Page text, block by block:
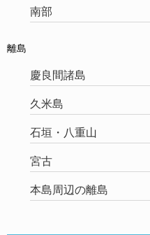
南部
離島
慶良間諸島
久米島
石垣・八重山
宮古
本島周辺の離島